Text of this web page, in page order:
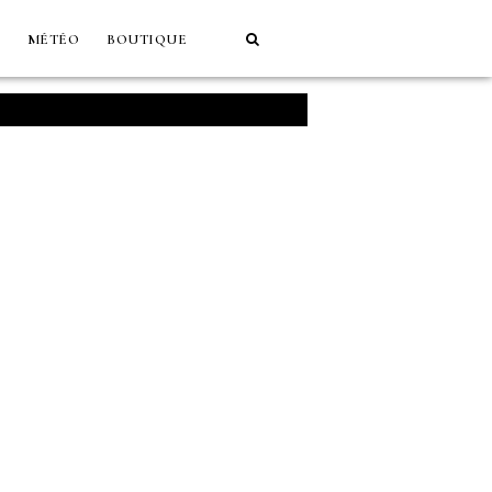
MÉTÉO BOUTIQUE